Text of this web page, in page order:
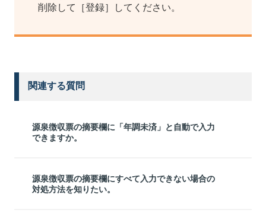
削除して［登録］してください。
関連する質問
源泉徴収票の摘要欄に「年調未済」と自動で入力
できますか。
源泉徴収票の摘要欄にすべて入力できない場合の
対処方法を知りたい。